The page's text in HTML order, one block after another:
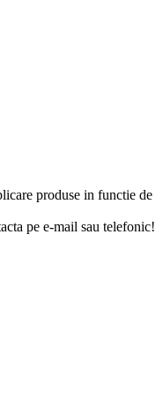
produse in functie de
pe e-mail sau telefonic!